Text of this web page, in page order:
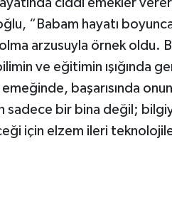
ciddi emekler
“Babam hayatı
olma arzusuyla örnek oldu.
ve eğitimin ışığında
başarısında
sadece bir bina değil;
için elzem ileri